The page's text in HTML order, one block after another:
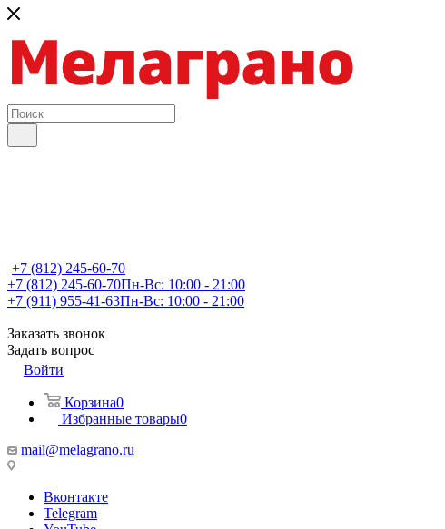
+7 (812) 245-60-70
+7 (812) 245-60-70Пн-Вс: 10:00 - 21:00
+7 (911) 955-41-63Пн-Вс: 10:00 - 21:00
Заказать звонок
Задать вопрос
Войти
Корзина0
Избранные товары0
mail@melagrano.ru
Вконтакте
Telegram